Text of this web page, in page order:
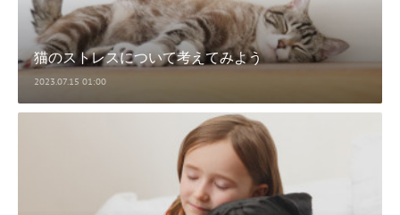
猫のストレスについて考えてみよう
2023.07.15 01:00